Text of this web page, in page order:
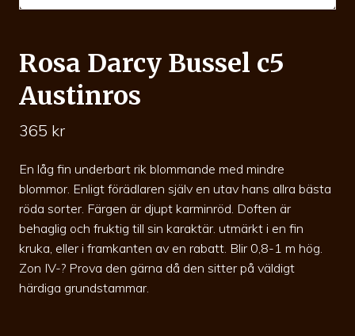
Rosa Darcy Bussel c5
Austinros
365 kr
En låg fin underbart rik blommande med mindre
blommor. Enligt förädlaren själv en utav hans allra bästa
röda sorter. Färgen är djupt karminröd. Doften är
behaglig och fruktig till sin karaktär. utmärkt i en fin
kruka, eller i framkanten av en rabatt. Blir 0,8-1 m hög.
Zon IV-? Prova den gärna då den sitter på väldigt
härdiga grundstammar.